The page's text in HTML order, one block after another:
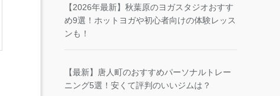
【2026年最新】秋葉原のヨガスタジオおすす
め9選！ホットヨガや初心者向けの体験レッス
ンも！
【最新】唐人町のおすすめパーソナルトレー
ニング5選！安くて評判のいいジムは？